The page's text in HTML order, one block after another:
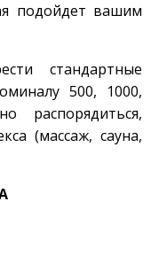
подойдет вашим
стандартные
500, 1000,
распорядиться,
(массаж, сауна,